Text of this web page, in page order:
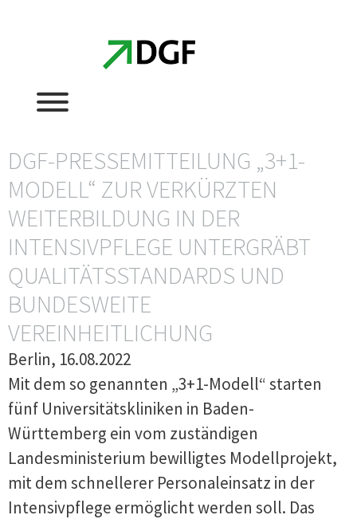
DGF-PRESSEMITTEILUNG „3+1-
MODELL“ ZUR VERKÜRZTEN
WEITERBILDUNG IN DER
INTENSIVPFLEGE UNTERGRÄBT
QUALITÄTSSTANDARDS UND
BUNDESWEITE
VEREINHEITLICHUNG
Berlin, 16.08.2022
Mit dem so genannten „3+1-Modell“ starten
fünf Universitätskliniken in Baden-
Württemberg ein vom zuständigen
Landesministerium bewilligtes Modellprojekt,
mit dem schnellerer Personaleinsatz in der
Intensivpflege ermöglicht werden soll. Das